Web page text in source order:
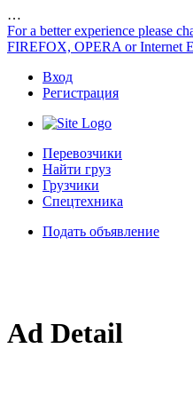
…
For a better experience please
FIREFOX, OPERA or Internet
Вход
Регистрация
Перевозчики
Найти груз
Грузчики
Спецтехника
Подать объявление
Ad Detail